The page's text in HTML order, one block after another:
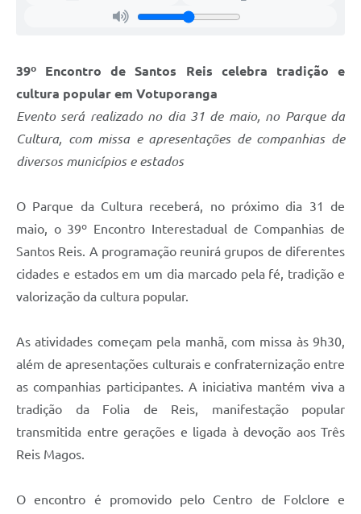
Telefones Úteis
Emprega
Contato
39º Encontro de Santos Reis celebra tradição e
cultura popular em Votuporanga
Evento será realizado no dia 31 de maio, no Parque da
Cultura, com missa e apresentações de companhias de
diversos municípios e estados
O Parque da Cultura receberá, no próximo dia 31 de
maio, o 39º Encontro Interestadual de Companhias de
Santos Reis. A programação reunirá grupos de diferentes
cidades e estados em um dia marcado pela fé, tradição e
valorização da cultura popular.
As atividades começam pela manhã, com missa às 9h30,
além de apresentações culturais e confraternização entre
as companhias participantes. A iniciativa mantém viva a
tradição da Folia de Reis, manifestação popular
transmitida entre gerações e ligada à devoção aos Três
Reis Magos.
O encontro é promovido pelo Centro de Folclore e